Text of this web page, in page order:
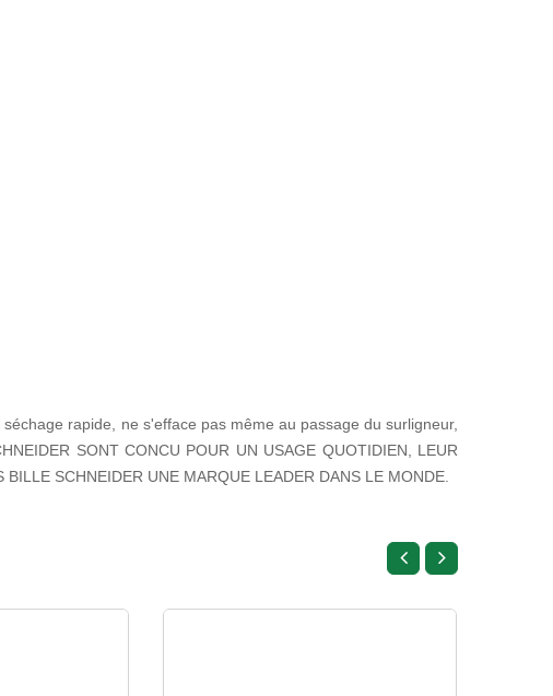
rapide, ne s'efface pas même au passage du surligneur,
SONT CONCU POUR UN USAGE QUOTIDIEN, LEUR
SCHNEIDER UNE MARQUE LEADER DANS LE MONDE.